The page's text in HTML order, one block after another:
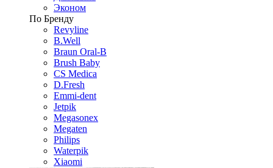
Эконом
По Бренду
Revyline
B.Well
Braun Oral-B
Brush Baby
CS Medica
D.Fresh
Emmi-dent
Jetpik
Megasonex
Megaten
Philips
Waterpik
Xiaomi